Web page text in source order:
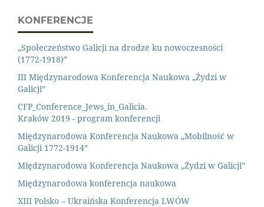
KONFERENCJE
„Społeczeństwo Galicji na drodze ku nowoczesności
(1772-1918)”
III Międzynarodowa Konferencja Naukowa „Żydzi w
Galicji”
CFP_Conference_Jews_in_Galicia.
Kraków 2019 - program konferencji
Międzynarodowa Konferencja Naukowa „Mobilność w
Galicji 1772-1914”
Międzynarodowa Konferencja Naukowa „Żydzi w Galicji”
Międzynarodowa konferencja naukowa
XIII Polsko – Ukraińska Konferencja LWÓW